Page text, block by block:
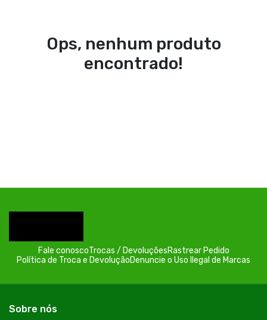
Ops, nenhum produto
encontrado!
Fale conoscoTrocas / DevoluçõesRastrear Pedido
Política de Troca e DevoluçãoDenuncie o Uso Ilegal de Marcas
Sobre nós